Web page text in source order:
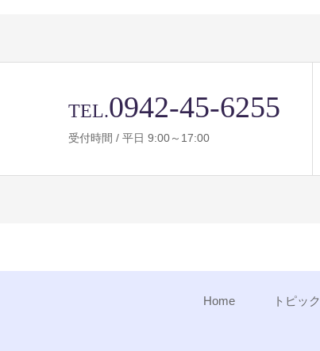
TEL.0942-45-6255
受付時間 / 平日 9:00～17:00
Home トピック